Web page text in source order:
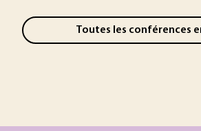
Toutes les conférences